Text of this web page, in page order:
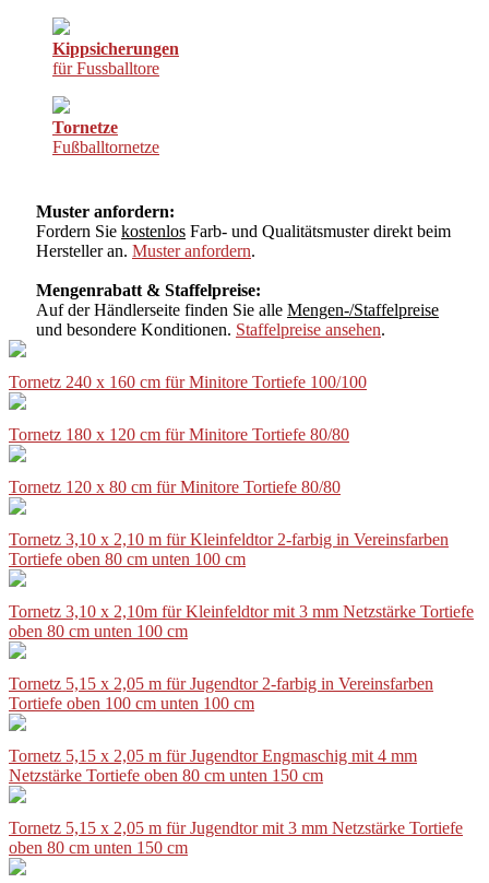
Kippsicherungen
für Fussballtore
Tornetze
Fußballtornetze
Muster anfordern:
Fordern Sie kostenlos Farb- und Qualitätsmuster direkt beim
Hersteller an. Muster anfordern.
Mengenrabatt & Staffelpreise:
Auf der Händlerseite finden Sie alle Mengen-/Staffelpreise
und besondere Konditionen. Staffelpreise ansehen.
Tornetz 240 x 160 cm für Minitore Tortiefe 100/100
Tornetz 180 x 120 cm für Minitore Tortiefe 80/80
Tornetz 120 x 80 cm für Minitore Tortiefe 80/80
Tornetz 3,10 x 2,10 m für Kleinfeldtor 2-farbig in Vereinsfarben
Tortiefe oben 80 cm unten 100 cm
Tornetz 3,10 x 2,10m für Kleinfeldtor mit 3 mm Netzstärke Tortiefe
oben 80 cm unten 100 cm
Tornetz 5,15 x 2,05 m für Jugendtor 2-farbig in Vereinsfarben
Tortiefe oben 100 cm unten 100 cm
Tornetz 5,15 x 2,05 m für Jugendtor Engmaschig mit 4 mm
Netzstärke Tortiefe oben 80 cm unten 150 cm
Tornetz 5,15 x 2,05 m für Jugendtor mit 3 mm Netzstärke Tortiefe
oben 80 cm unten 150 cm